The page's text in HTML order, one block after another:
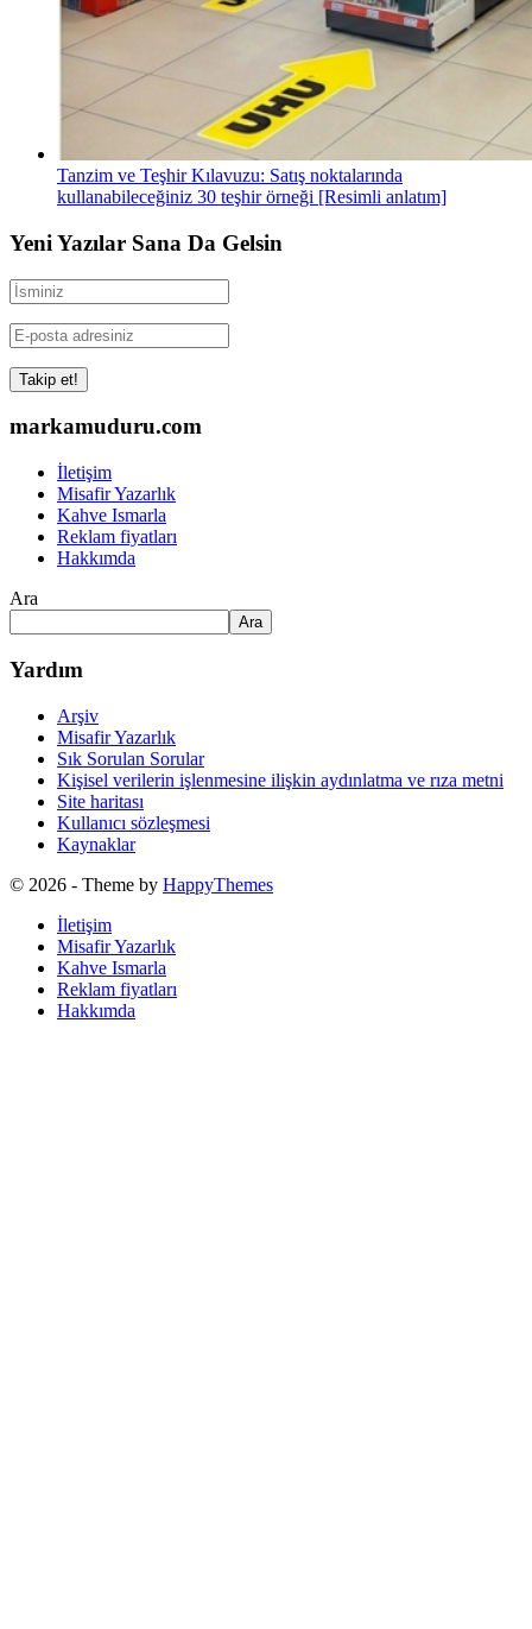
Tanzim ve Teşhir Kılavuzu: Satış noktalarında
kullanabileceğiniz 30 teşhir örneği [Resimli anlatım]
Yeni Yazılar Sana Da Gelsin
markamuduru.com
İletişim
Misafir Yazarlık
Kahve Ismarla
Reklam fiyatları
Hakkımda
Ara
Ara
Yardım
Arşiv
Misafir Yazarlık
Sık Sorulan Sorular
Kişisel verilerin işlenmesine ilişkin aydınlatma ve rıza metni
Site haritası
Kullanıcı sözleşmesi
Kaynaklar
© 2026 - Theme by HappyThemes
İletişim
Misafir Yazarlık
Kahve Ismarla
Reklam fiyatları
Hakkımda